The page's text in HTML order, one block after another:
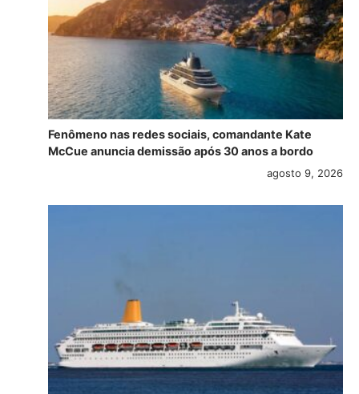
Fenômeno nas redes sociais, comandante Kate
McCue anuncia demissão após 30 anos a bordo
agosto 9, 2026